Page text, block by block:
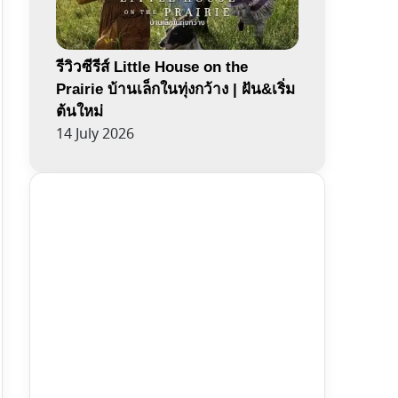
รีวิวซีรีส์ Little House on the
Prairie บ้านเล็กในทุ่งกว้าง | ฝัน&เริ่ม
ต้นใหม่
14 July 2026